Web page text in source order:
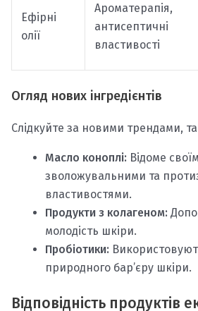
Ефірні
олії
Ароматерапія,
антисептичні
властивості
Огляд нових інгредієнтів
Слідкуйте за новими трендами,
Масло коноплі: Відоме
зволожувальними та
властивостями.
Продукти з колагеном:
молодість шкіри.
Пробіотики:
природного бар’єру шкіри.
Відповідність продуктів